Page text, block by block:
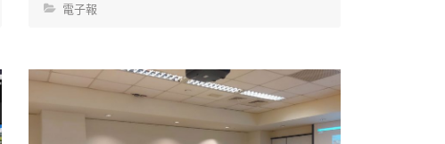
電子報